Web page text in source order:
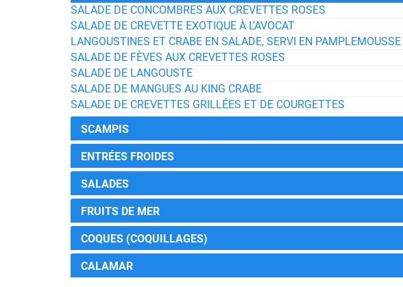
SALADE DE CONCOMBRES AUX CREVETTES ROSES
SALADE DE CREVETTE EXOTIQUE À L’AVOCAT
LANGOUSTINES ET CRABE EN SALADE, SERVI EN PAMPLEMOUSSE
SALADE DE FÈVES AUX CREVETTES ROSES
SALADE DE LANGOUSTE
SALADE DE MANGUES AU KING CRABE
SALADE DE CREVETTES GRILLÉES ET DE COURGETTES
SCAMPIS
ENTRÉES FROIDES
SALADES
FRUITS DE MER
COQUES (COQUILLAGES)
CALAMAR